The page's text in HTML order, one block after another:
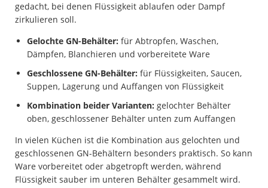
gedacht, bei denen Flüssigkeit ablaufen oder Dampf
zirkulieren soll.
Gelochte GN-Behälter: für Abtropfen, Waschen,
Dämpfen, Blanchieren und vorbereitete Ware
Geschlossene GN-Behälter: für Flüssigkeiten, Saucen,
Suppen, Lagerung und Auffangen von Flüssigkeit
Kombination beider Varianten: gelochter Behälter
oben, geschlossener Behälter unten zum Auffangen
In vielen Küchen ist die Kombination aus gelochten und
geschlossenen GN-Behältern besonders praktisch. So kann
Ware vorbereitet oder abgetropft werden, während
Flüssigkeit sauber im unteren Behälter gesammelt wird.